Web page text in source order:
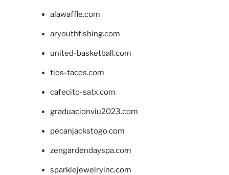
alawaffle.com
aryouthfishing.com
united-basketball.com
tios-tacos.com
cafecito-satx.com
graduacionviu2023.com
pecanjackstogo.com
zengardendayspa.com
sparklejewelryinc.com